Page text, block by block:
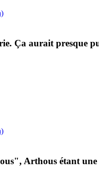
Ça aurait presque
Arthous étant